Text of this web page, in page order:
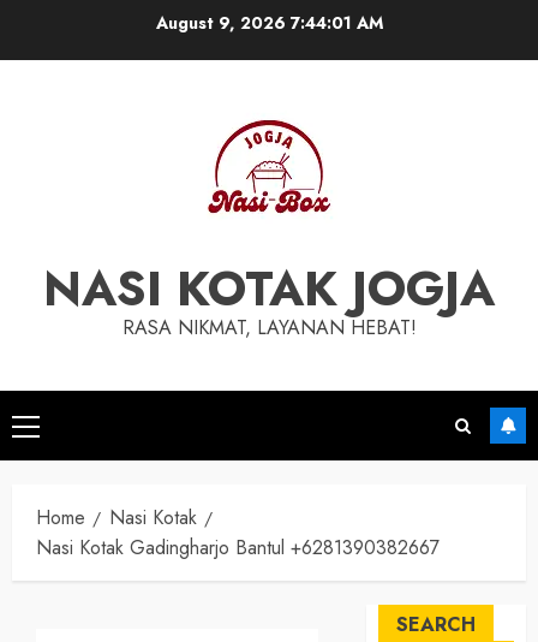
August 9, 2026 7:44:02 AM
NASI KOTAK JOGJA
RASA NIKMAT, LAYANAN HEBAT!
Primary
Menu
Home
Nasi Kotak
Nasi Kotak Gadingharjo Bantul +6281390382667
SEARCH